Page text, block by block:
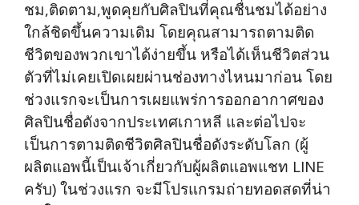
ชม,ติดตาม,พูดคุยกับศิลปินที่คุณชื่นชมได้อย่าง
ใกล้ชิดขึ้นความเดิม โดยคุณสามารถตามติด
ชีวิตของพวกเขาได้ง่ายขึ้น หรือได้เห็นชีวิตส่วน
ตัวที่ไม่เคยเปิดเผยผ่านช่องทางไหนมาก่อน โดย
ช่วงแรกจะเป็นการเผยแพร่การออกอากาศของ
ศิลปินชื่อดังจากประเทศเกาหลี และต่อไปจะ
เป็นการตามติดชีวิตศิลปินชื่อดังระดับโลก (ผู้
ผลิตแอพนี้เป็นเจ้าเกี่ยวกับผู้ผลิตแอพแชท LINE
ครับ) ในช่วงแรก จะมีโปรแกรมถ่ายทอดสดที่น่า